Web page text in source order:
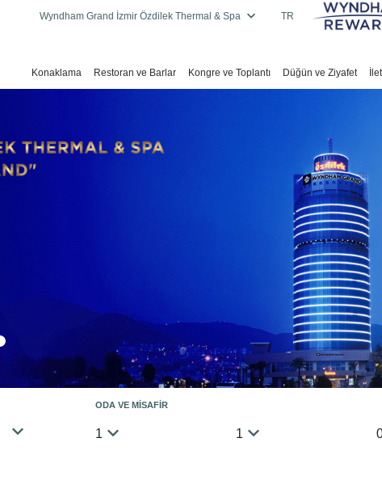
Wyndham Grand İzmir Özdilek Thermal & Spa TR
Konaklama Restoran ve Barlar Kongre ve Toplantı Düğün ve Ziyafet
ODA VE MİSAFİR
1 1